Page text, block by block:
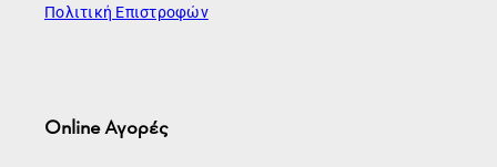
Πολιτική Επιστροφών
Online Αγορές